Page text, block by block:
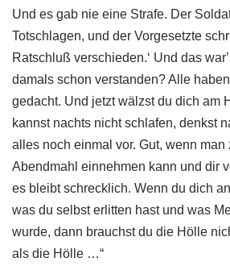
Und es gab nie eine Strafe. Der
Totschlagen, und der Vorgesetzte
Ratschluß verschieden.‘ Und das
damals schon verstanden? Alle
gedacht. Und jetzt wälzst du dich am
kannst nachts nicht schlafen, denkst
alles noch einmal vor. Gut, wenn
Abendmahl einnehmen kann und dir
es bleibt schrecklich. Wenn du dich
was du selbst erlitten hast und was
wurde, dann brauchst du die Hölle
als die Hölle …“